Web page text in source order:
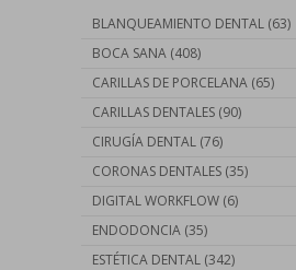
BLANQUEAMIENTO DENTAL (63)
BOCA SANA (408)
CARILLAS DE PORCELANA (65)
CARILLAS DENTALES (90)
CIRUGÍA DENTAL (76)
CORONAS DENTALES (35)
DIGITAL WORKFLOW (6)
ENDODONCIA (35)
ESTÉTICA DENTAL (342)